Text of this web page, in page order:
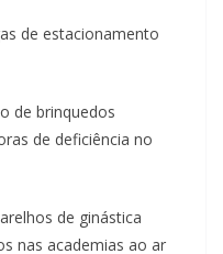
de estacionamento
de brinquedos
de deficiência no
de ginástica
nas academias ao ar